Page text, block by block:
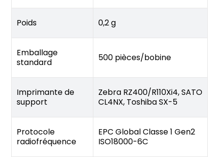
Poids 0,2 g
Emballage
standard
500 pièces/bobine
Imprimante de
support
Zebra RZ400/R110Xi4, SATO
CL4NX, Toshiba SX-5
Protocole
radiofréquence
EPC Global Classe 1 Gen2
ISO18000-6C